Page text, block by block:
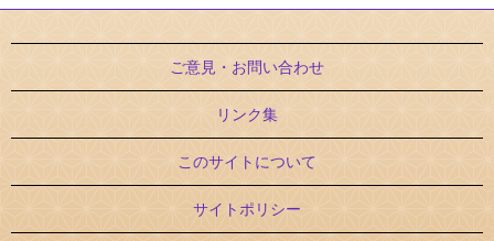
ご意見・お問い合わせ
リンク集
このサイトについて
サイトポリシー